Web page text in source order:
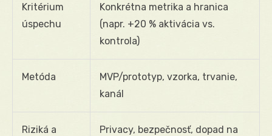
Kritérium
úspechu
Konkrétna metrika a hranica
(napr. +20 % aktivácia vs.
kontrola)
Metóda
MVP/prototyp, vzorka, trvanie,
kanál
Riziká a
Privacy, bezpečnosť, dopad na